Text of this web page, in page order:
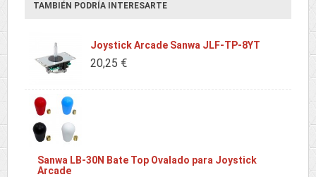
TAMBIÉN PODRÍA INTERESARTE
Joystick Arcade Sanwa JLF-TP-8YT
20,25 €
Sanwa LB-30N Bate Top Ovalado para Joystick
Arcade